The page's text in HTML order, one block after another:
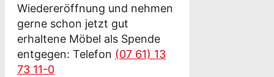
Wiedereröffnung und nehmen
gerne schon jetzt gut
erhaltene Möbel als Spende
entgegen: Telefon (07 61) 13
73 11-0